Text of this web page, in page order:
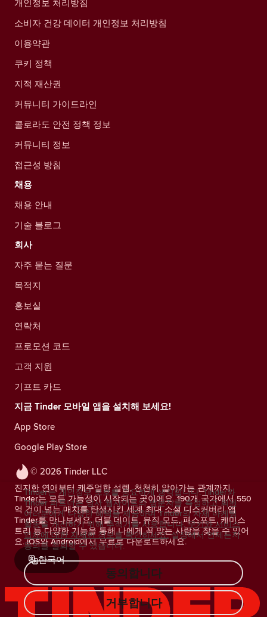
© 2026 Tinder LLC
진지한 연애부터 캐주얼한 설렘, 천천히 알아가는 관계까지.
Tinder는 모든 가능성이 시작되는 곳이에요. 190개 국가에서 550
억 건이 넘는 매치를 탄생시킨 세계 최대 소셜 디스커버리 앱
Tinder를 만나보세요. 더블 데이트, 뮤직 모드, 패스포트, 케미스
트리 등 다양한 기능을 통해 나에게 꼭 맞는 사람을 찾을 수 있어
요. iOS와 Android에서 무료로 다운로드하세요.
한국어
소비자 건강 데이터 개인정보 처리방침
이용약관
쿠키 정책
지적 재산권
커뮤니티 가이드라인
콜로라도 안전 정책 정보
커뮤니티 정보
접근성 방침
채용
채용 안내
기술 블로그
회사
자주 묻는 질문
목적지
홍보실
연락처
프로모션 코드
고객 지원
기프트 카드
지금 Tinder 모바일 앱을 설치해 보세요!
App Store
Google Play Store
Tinder는 개인정보 보호를 중요하게 생각합니다. Tinder와
Tinder 파트너는 당사 웹사이트의 방문자를 측정하고 회원
여러분에게 다양한 혜택을 제공하며 Tinder의 자체 마케팅
활동을 개선하기 위해 추적기를 사용합니다. 쿠키와 서비스
업체에 대한 자세한 정보를 확인하세요. 설정에서 언제든지
동의를 철회할 수 있습니다.
동의합니다
거부합니다